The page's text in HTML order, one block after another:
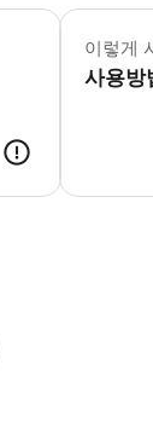
* 소요시간 :
이렇게
사용방